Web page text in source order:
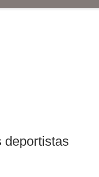
deportistas